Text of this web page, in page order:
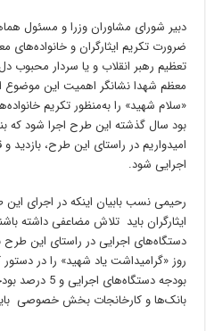
دبیر شورای مشاوران وزرا و مسئول
ضرورت تکریم ایثارگران و
تعظیم رهبر انقلاب و یا سردار محبوب
معظم شهدا نشانگر اهمیت این موضوع
«سلام شهید» را به‌منظور تکریم
بود سال گذشته این طرح اجرا شود که
اجرایی شود.
رحیمی نسب بابیان اینکه در اجرای
ایثارگران باید تلاش مضاعفی داشته
دستگاه‌های اجرایی در راستای این طرح
بانک‌ها و کارخانجات بخش خصوصی